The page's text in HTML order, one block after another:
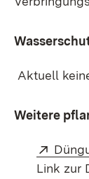
Aktuell
Weitere
Link zur